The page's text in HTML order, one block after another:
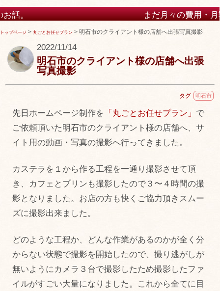
まだ月々の費用・月額の費用が高いホー
けますか？
トップページ > 丸ごとお任せプラン > 明石市のクライアント様の店舗へ出張写真撮影
2022/11/14
明石市のクライアント様の店舗へ出張
写真撮影
タグ 明石市
先日ホームページ制作を 「丸ごとお任せプラン」 で
ご依頼頂いた明石市のクライアント様の店舗へ、サ
イト用の動画・写真の撮影へ行ってきました。
カステラを１から作る工程を一通り撮影させて頂
き、カフェとプリンも撮影したので３〜４時間の撮
影となりました。お店の方も快くご協力頂きスムー
ズに撮影出来ました。
どのような工程か、どんな作業があるのかが全く分
からない状態で撮影を開始したので、撮り逃がしが
無いようにカメラ３台で撮影したため撮影したファ
イルがすごい大量になりました。これから全てに目